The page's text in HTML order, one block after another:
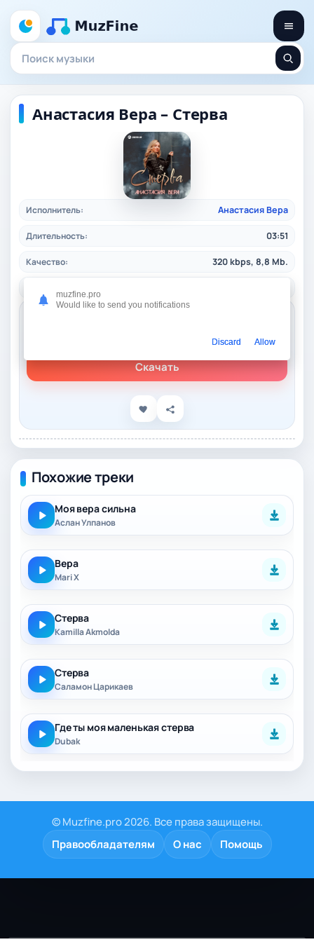
Анастасия Вера – Стерва
Исполнитель: Анастасия Вера
Длительность: 03:51
Качество: 320 kbps, 8,8 Mb.
Скачать
Похожие треки
Моя вера сильна
Аслан Улпанов
Вера
Mari X
Стерва
Kamilla Akmolda
Стерва
Саламон Царикаев
Где ты моя маленькая стерва
Dubak
© Muzfine.pro 2026. Все права защищены.
Правообладателям
О нас Помощь
muzfine.pro
Would like to send you notifications
Discard Allow